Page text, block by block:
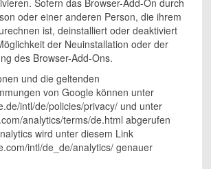
Sofern das Browser-Add-On durch
oder einer anderen Person, die ihrem
ist, deinstalliert oder deaktiviert
der Neuinstallation oder der
des Browser-Add-Ons.
und die geltenden
von Google können unter
intl/de/policies/privacy/ und unter
analytics/terms/de.html abgerufen
wird unter diesem Link
intl/de_de/analytics/ genauer